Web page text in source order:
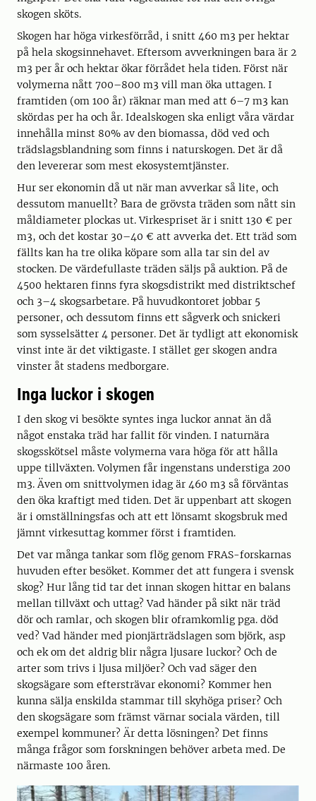
skogen sköts.
Skogen har höga virkesförråd, i snitt 460 m3 per hektar
på hela skogsinnehavet. Eftersom avverkningen bara är 2
m3 per år och hektar ökar förrådet hela tiden. Först när
volymerna nått 700–800 m3 vill man öka uttagen. I
framtiden (om 100 år) räknar man med att 6–7 m3 kan
skördas per ha och år. Idealskogen ska enligt våra värdar
innehålla minst 80% av den biomassa, död ved och
trädslagsblandning som finns i naturskogen. Det är då
den levererar som mest ekosystemtjänster.
Hur ser ekonomin då ut när man avverkar så lite, och
dessutom manuellt? Bara de grövsta träden som nått sin
måldiameter plockas ut. Virkespriset är i snitt 130 € per
m3, och det kostar 30–40 € att avverka det. Ett träd som
fällts kan ha tre olika köpare som alla tar sin del av
stocken. De värdefullaste träden säljs på auktion. På de
4500 hektaren finns fyra skogsdistrikt med distriktschef
och 3–4 skogsarbetare. På huvudkontoret jobbar 5
personer, och dessutom finns ett sågverk och snickeri
som sysselsätter 4 personer. Det är tydligt att ekonomisk
vinst inte är det viktigaste. I stället ger skogen andra
vinster åt stadens medborgare.
Inga luckor i skogen
I den skog vi besökte syntes inga luckor annat än då
något enstaka träd har fallit för vinden. I naturnära
skogsskötsel måste volymerna vara höga för att hålla
uppe tillväxten. Volymen får ingenstans understiga 200
m3. Även om snittvolymen idag är 460 m3 så förväntas
den öka kraftigt med tiden. Det är uppenbart att skogen
är i omställningsfas och att ett lönsamt skogsbruk med
jämnt virkesuttag kommer först i framtiden.
Det var många tankar som flög genom FRAS-forskarnas
huvuden efter besöket. Kommer det att fungera i svensk
skog? Hur lång tid tar det innan skogen hittar en balans
mellan tillväxt och uttag? Vad händer på sikt när träd
dör och ramlar, och skogen blir oframkomlig pga. död
ved? Vad händer med pionjärträdslagen som björk, asp
och ek om det aldrig blir några ljusare luckor? Och de
arter som trivs i ljusa miljöer? Och vad säger den
skogsägare som eftersträvar ekonomi? Kommer hen
kunna sälja enskilda stammar till skyhöga priser? Och
den skogsägare som främst värnar sociala värden, till
exempel kommuner? Är detta lösningen? Det finns
många frågor som forskningen behöver arbeta med. De
närmaste 100 åren.